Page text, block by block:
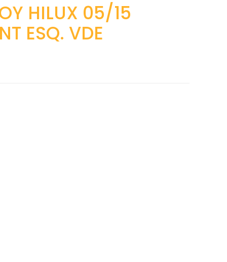
HILUX 05/15
ESQ. VDE